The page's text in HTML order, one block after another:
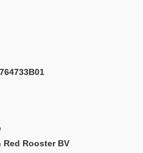
Rooster BV